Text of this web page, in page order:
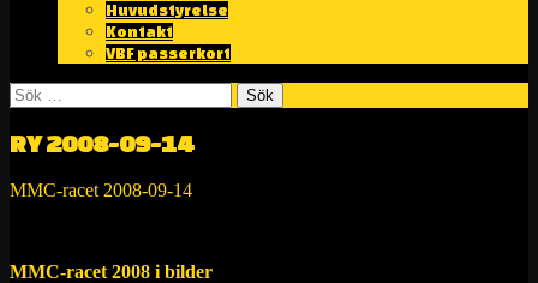
Huvudstyrelse
Kontakt
VBF passerkort
Sök
efter:
RY 2008-09-14
MMC-racet 2008-09-14
MMC-racet 2008 i bilder